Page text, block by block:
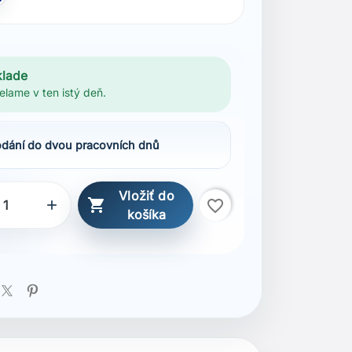
v ten istý deň.
do dvou pracovních dnů
 
Vložiť do
košíka
favorite_border